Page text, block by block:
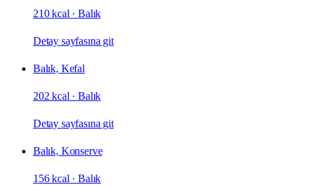
210 kcal ·Balık
Detay sayfasına git
Balık, Kefal
202 kcal ·Balık
Detay sayfasına git
Balık, Konserve
156 kcal ·Balık